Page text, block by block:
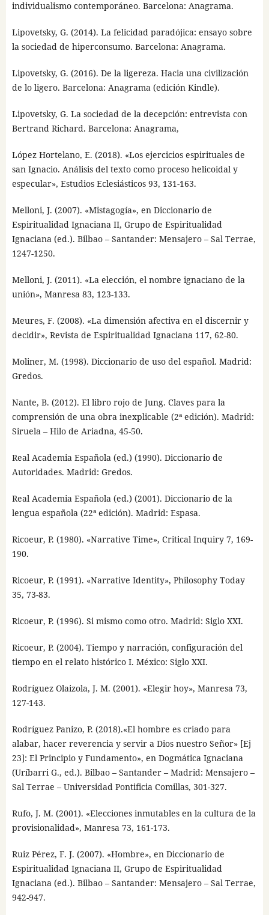
individualismo contemporáneo. Barcelona: Anagrama.
Lipovetsky, G. (2014). La felicidad paradójica: ensayo sobre
la sociedad de hiperconsumo. Barcelona: Anagrama.
Lipovetsky, G. (2016). De la ligereza. Hacia una civilización
de lo ligero. Barcelona: Anagrama (edición Kindle).
Lipovetsky, G. La sociedad de la decepción: entrevista con
Bertrand Richard. Barcelona: Anagrama,
López Hortelano, E. (2018). «Los ejercicios espirituales de
san Ignacio. Análisis del texto como proceso helicoidal y
especular», Estudios Eclesiásticos 93, 131-163.
Melloni, J. (2007). «Mistagogía», en Diccionario de
Espiritualidad Ignaciana II, Grupo de Espiritualidad
Ignaciana (ed.). Bilbao – Santander: Mensajero – Sal Terrae,
1247-1250.
Melloni, J. (2011). «La elección, el nombre ignaciano de la
unión», Manresa 83, 123-133.
Meures, F. (2008). «La dimensión afectiva en el discernir y
decidir», Revista de Espiritualidad Ignaciana 117, 62-80.
Moliner, M. (1998). Diccionario de uso del español. Madrid:
Gredos.
Nante, B. (2012). El libro rojo de Jung. Claves para la
comprensión de una obra inexplicable (2ª edición). Madrid:
Siruela – Hilo de Ariadna, 45-50.
Real Academia Española (ed.) (1990). Diccionario de
Autoridades. Madrid: Gredos.
Real Academia Española (ed.) (2001). Diccionario de la
lengua española (22ª edición). Madrid: Espasa.
Ricoeur, P. (1980). «Narrative Time», Critical Inquiry 7, 169-
190.
Ricoeur, P. (1991). «Narrative Identity», Philosophy Today
35, 73-83.
Ricoeur, P. (1996). Si mismo como otro. Madrid: Siglo XXI.
Ricoeur, P. (2004). Tiempo y narración, configuración del
tiempo en el relato histórico I. México: Siglo XXI.
Rodríguez Olaizola, J. M. (2001). «Elegir hoy», Manresa 73,
127-143.
Rodríguez Panizo, P. (2018).«El hombre es criado para
alabar, hacer reverencia y servir a Dios nuestro Señor» [Ej
23]: El Principio y Fundamento», en Dogmática Ignaciana
(Uríbarri G., ed.). Bilbao – Santander – Madrid: Mensajero –
Sal Terrae – Universidad Pontificia Comillas, 301-327.
Rufo, J. M. (2001). «Elecciones inmutables en la cultura de la
provisionalidad», Manresa 73, 161-173.
Ruiz Pérez, F. J. (2007). «Hombre», en Diccionario de
Espiritualidad Ignaciana II, Grupo de Espiritualidad
Ignaciana (ed.). Bilbao – Santander: Mensajero – Sal Terrae,
942-947.